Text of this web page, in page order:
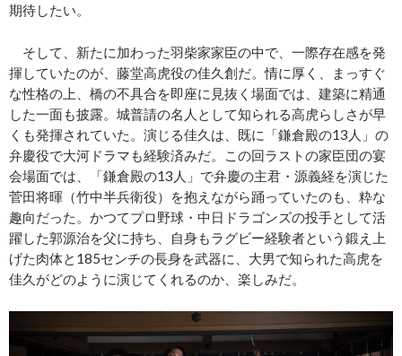
期待したい。
そして、新たに加わった羽柴家家臣の中で、一際存在感を発
揮していたのが、藤堂高虎役の佳久創だ。情に厚く、まっすぐ
な性格の上、橋の不具合を即座に見抜く場面では、建築に精通
した一面も披露。城普請の名人として知られる高虎らしさが早
くも発揮されていた。演じる佳久は、既に「鎌倉殿の13人」の
弁慶役で大河ドラマも経験済みだ。この回ラストの家臣団の宴
会場面では、「鎌倉殿の13人」で弁慶の主君・源義経を演じた
菅田将暉（竹中半兵衛役）を抱えながら踊っていたのも、粋な
趣向だった。かつてプロ野球・中日ドラゴンズの投手として活
躍した郭源治を父に持ち、自身もラグビー経験者という鍛え上
げた肉体と185センチの長身を武器に、大男で知られた高虎を
佳久がどのように演じてくれるのか、楽しみだ。